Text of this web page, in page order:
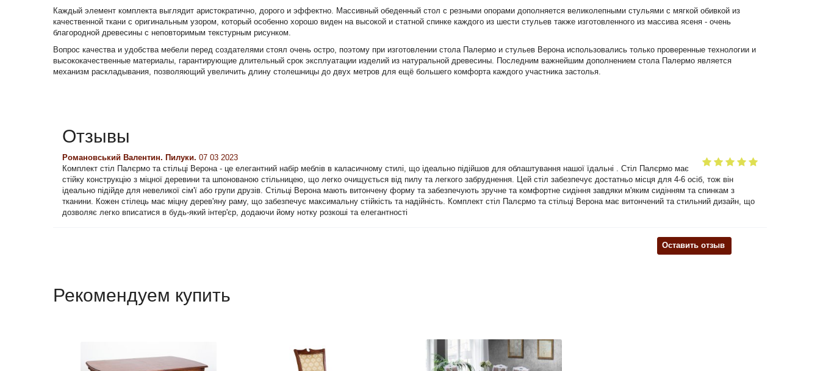
Каждый элемент комплекта выглядит аристократично, дорого и эффектно. Массивный обеденный стол с резными опорами дополняется великолепными стульями с мягкой обивкой из
качественной ткани с оригинальным узором, который особенно хорошо виден на высокой и статной спинке каждого из шести стульев также изготовленного из массива ясеня - очень
благородной древесины с неповторимым текстурным рисунком.
Вопрос качества и удобства мебели перед создателями стоял очень остро, поэтому при изготовлении стола Палермо и стульев Верона использовались только проверенные технологии и
высококачественные материалы, гарантирующие длительный срок эксплуатации изделий из натуральной древесины. Последним важнейшим дополнением стола Палермо является
механизм раскладывания, позволяющий увеличить длину столешницы до двух метров для ещё большего комфорта каждого участника застолья.
Отзывы
Романовський Валентин. Пилуки. 07 03 2023
Комплект стіл Палєрмо та стільці Верона - це елегантний набір меблів в каласичному стилі, що ідеально підійшов для облаштування нашої їдальні . Стіл Палєрмо має
стійку конструкцію з міцної деревини та шпонованою стільницею, що легко очищується від пилу та легкого забруднення. Цей стіл забезпечує достатньо місця для 4-6 осіб, тож він
ідеально підійде для невеликої сім'ї або групи друзів. Стільці Верона мають витончену форму та забезпечують зручне та комфортне сидіння завдяки м'яким сидінням та спинкам з
тканини. Кожен стілець має міцну дерев'яну раму, що забезпечує максимальну стійкість та надійність. Комплект стіл Палєрмо та стільці Верона має витончений та стильний дизайн, що
дозволяє легко вписатися в будь-який інтер'єр, додаючи йому нотку розкоші та елегантності
Оставить отзыв
Рекомендуем купить